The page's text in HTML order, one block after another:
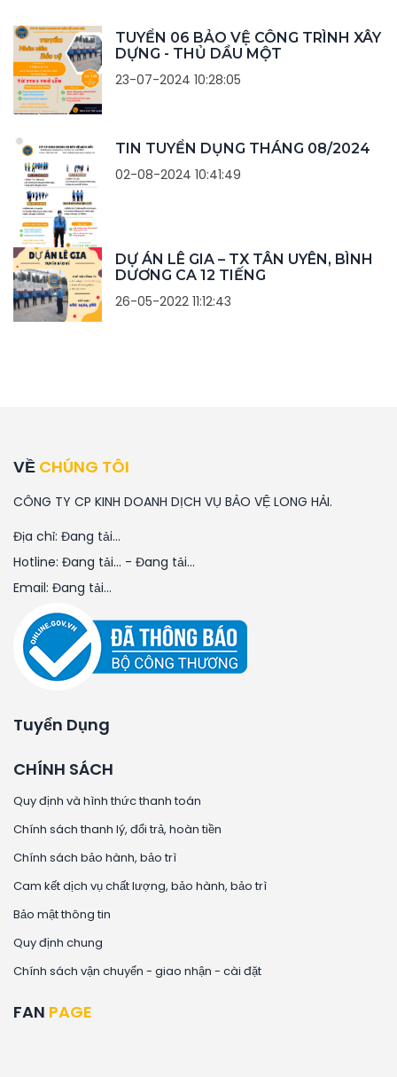
TUYỂN 06 BẢO VỆ CÔNG TRÌNH XÂY
DỰNG - THỦ DẦU MỘT
23-07-2024 10:28:05
TIN TUYỂN DỤNG THÁNG 08/2024
02-08-2024 10:41:49
DỰ ÁN LÊ GIA – TX TÂN UYÊN, BÌNH
DƯƠNG CA 12 TIẾNG
26-05-2022 11:12:43
VỀ CHÚNG TÔI
CÔNG TY CP KINH DOANH DỊCH VỤ BẢO VỆ LONG HẢI.
Địa chỉ: Đang tải...
Hotline: Đang tải... - Đang tải...
Email: Đang tải...
Tuyển Dụng
CHÍNH SÁCH
Quy định và hình thức thanh toán
Chính sách thanh lý, đổi trả, hoàn tiền
Chính sách bảo hành, bảo trì
Cam kết dịch vụ chất lượng, bảo hành, bảo trì
Bảo mật thông tin
Quy định chung
Chính sách vận chuyển - giao nhận - cài đặt
FAN PAGE